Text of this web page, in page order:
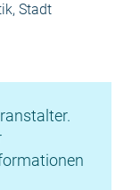
Stadt